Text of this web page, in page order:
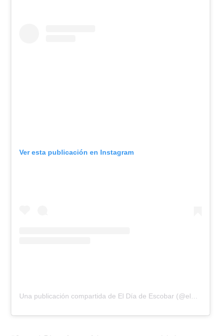
Ver esta publicación en Instagram